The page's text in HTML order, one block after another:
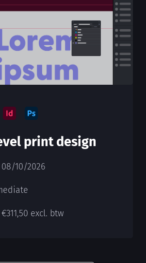
print design
08/10/2026
excl. btw